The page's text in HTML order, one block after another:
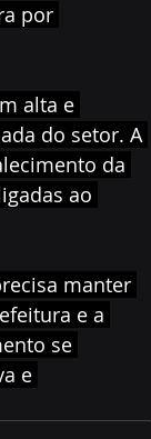
por
alta e
do setor. A
da
ao
manter
e a
se
e